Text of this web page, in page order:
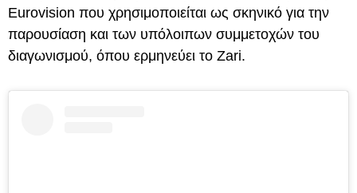
Eurovision που χρησιμοποιείται ως σκηνικό για την
παρουσίαση και των υπόλοιπων συμμετοχών του
διαγωνισμού, όπου ερμηνεύει το Zari.